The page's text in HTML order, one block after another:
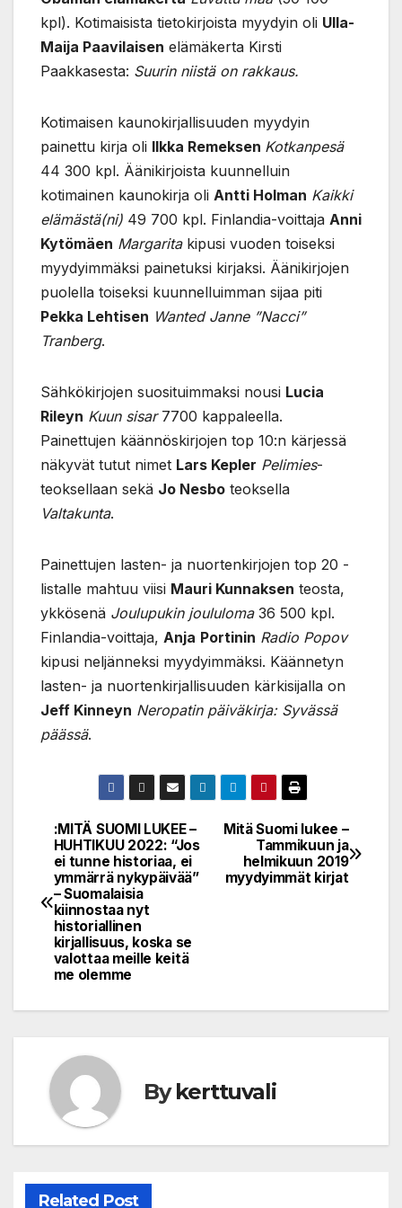
kpl). Kotimaisista tietokirjoista myydyin oli Ulla-
Maija Paavilaisen elämäkerta Kirsti
Paakkasesta: Suurin niistä on rakkaus.
Kotimaisen kaunokirjallisuuden myydyin
painettu kirja oli Ilkka Remeksen Kotkanpesä
44 300 kpl. Äänikirjoista kuunnelluin
kotimainen kaunokirja oli Antti Holman Kaikki
elämästä(ni) 49 700 kpl. Finlandia-voittaja Anni
Kytömäen Margaritakipusi vuoden toiseksi
myydyimmäksi painetuksi kirjaksi. Äänikirjojen
puolella toiseksi kuunnelluimman sijaa piti
Pekka Lehtisen Wanted Janne ”Nacci”
Tranberg.
Sähkökirjojen suosituimmaksi nousi Lucia
Rileyn Kuun sisar7700 kappaleella.
Painettujen käännöskirjojen top 10:n kärjessä
näkyvät tutut nimet Lars Kepler Pelimies-
teoksellaan sekä Jo Nesbo teoksella
Valtakunta.
Painettujen lasten- ja nuortenkirjojen top 20 -
listalle mahtuu viisi Mauri Kunnaksen teosta,
ykkösenä Joulupukin joululoma36 500 kpl.
Finlandia-voittaja, Anja Portinin Radio Popov
kipusi neljänneksi myydyimmäksi. Käännetyn
lasten- ja nuortenkirjallisuuden kärkisijalla on
Jeff Kinneyn Neropatin päiväkirja: Syvässä
päässä.
Post
navigation
Mitä Suomi lukee –
Tammikuun ja
helmikuun 2019
myydyimmät kirjat
:MITÄ SUOMI LUKEE –
HUHTIKUU 2022: “Jos
ei tunne historiaa, ei
ymmärrä nykypäivää”
– Suomalaisia
kiinnostaa nyt
historiallinen
kirjallisuus, koska se
valottaa meille keitä
me olemme
Bykerttuvali
Related Post